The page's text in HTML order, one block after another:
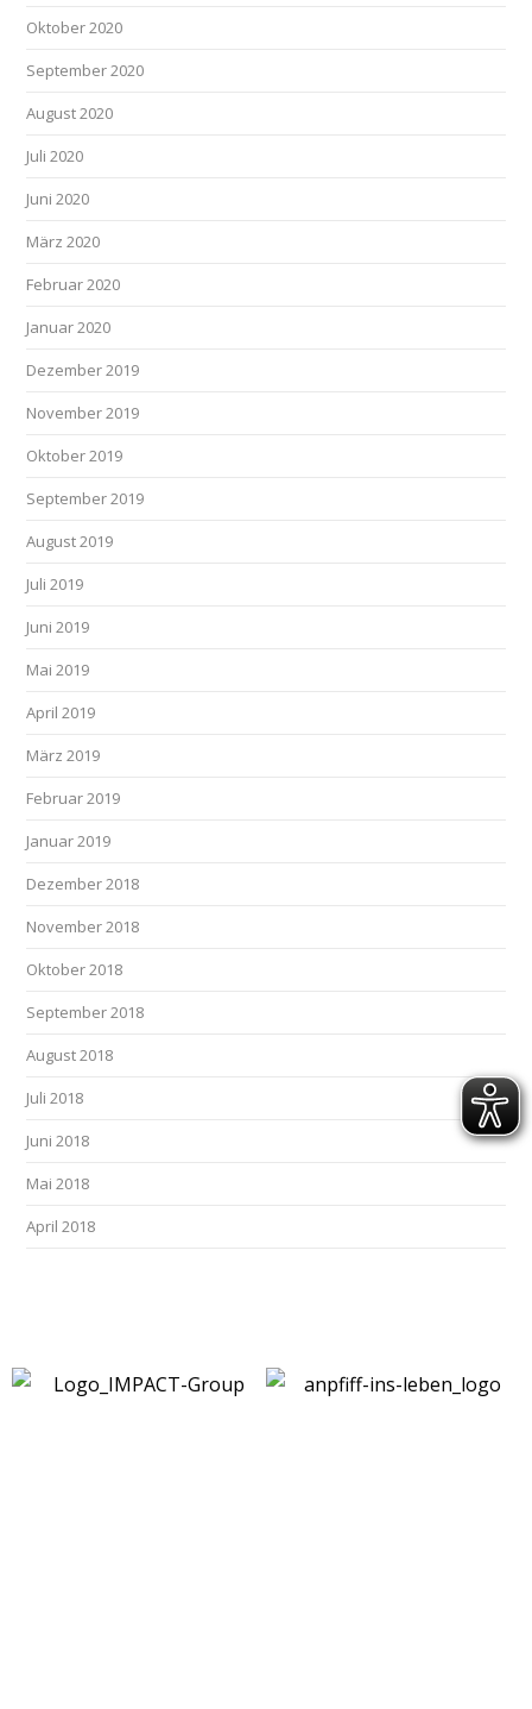
Oktober 2020
September 2020
August 2020
Juli 2020
Juni 2020
März 2020
Februar 2020
Januar 2020
Dezember 2019
November 2019
Oktober 2019
September 2019
August 2019
Juli 2019
Juni 2019
Mai 2019
April 2019
März 2019
Februar 2019
Januar 2019
Dezember 2018
November 2018
Oktober 2018
September 2018
August 2018
Juli 2018
Juni 2018
Mai 2018
April 2018